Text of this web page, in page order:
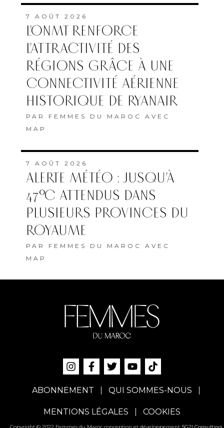
7 AOÛT 2026
L’ONMT RENFORCE
L’ATTRACTIVITÉ DES
RÉGIONS GRÂCE À UNE
CONNECTIVITÉ AÉRIENNE
HISTORIQUE DE RYANAIR
PAR FEMMES DU MAROC AVEC
MAP
7 AOÛT 2026
ALERTE MÉTÉO : JUSQU’À
47°C ATTENDUS DANS
PLUSIEURS PROVINCES DU
ROYAUME
PAR FEMMES DU MAROC AVEC
MAP
ABONNEMENT QUI SOMMES-NOUS
MENTIONS LÉGALES COOKIES